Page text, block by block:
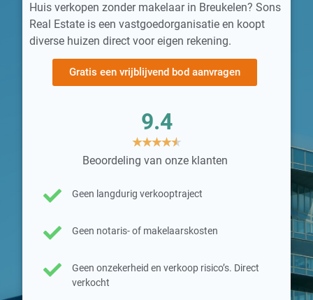
Huis verkopen zonder makelaar in Breukelen? Sons
Real Estate is een vastgoedorganisatie en koopt
diverse huizen direct voor eigen rekening.
Gratis een vrijblijvend bod aanvragen
9.4
★★★★★
Beoordeling van onze klanten
Geen langdurig verkooptraject
Geen notaris- of makelaarskosten
Geen onzekerheid en verkoop risico’s. Direct
verkocht